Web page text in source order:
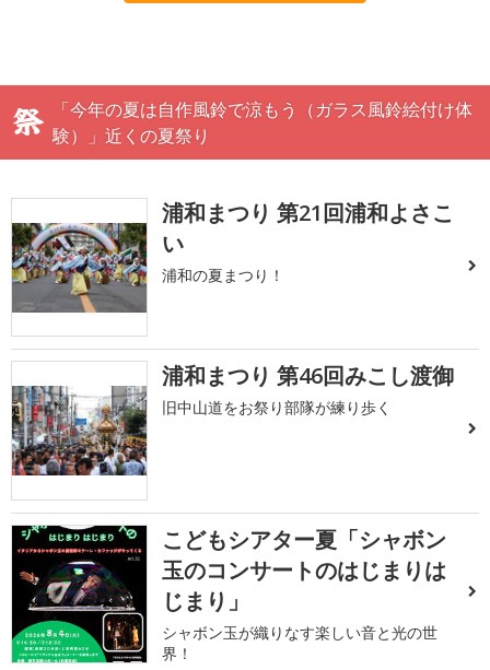
「今年の夏は自作風鈴で涼もう（ガラス風鈴絵付け体
験）」近くの夏祭り
浦和まつり 第21回浦和よさこ
い
浦和の夏まつり！
浦和まつり 第46回みこし渡御
旧中山道をお祭り部隊が練り歩く
こどもシアター夏「シャボン
玉のコンサートのはじまりは
じまり」
シャボン玉が織りなす楽しい音と光の世
界！